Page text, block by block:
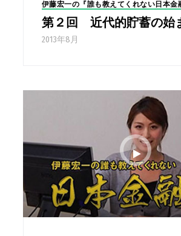
伊藤宏一の『誰も教えてくれない日本金
第２回 近代的貯蓄の始
2013年8月